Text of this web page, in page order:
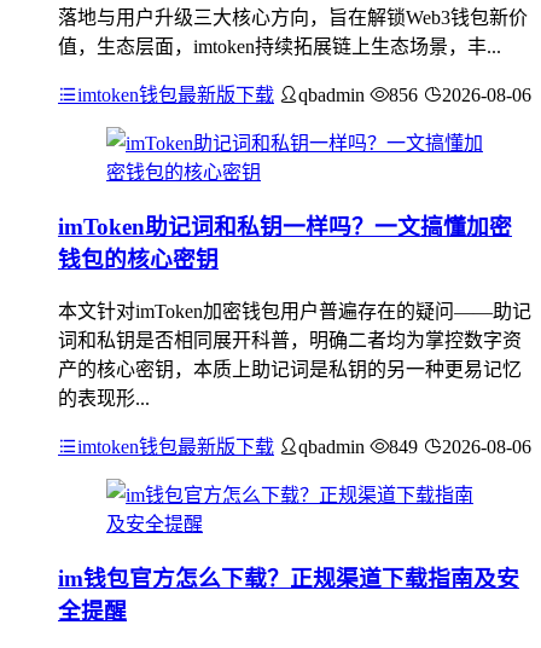
落地与用户升级三大核心方向，旨在解锁Web3钱包新价
值，生态层面，imtoken持续拓展链上生态场景，丰...
imtoken钱包最新版下载 qbadmin 856 2026-08-06
imToken助记词和私钥一样吗？一文搞懂加密
钱包的核心密钥
本文针对imToken加密钱包用户普遍存在的疑问——助记
词和私钥是否相同展开科普，明确二者均为掌控数字资
产的核心密钥，本质上助记词是私钥的另一种更易记忆
的表现形...
imtoken钱包最新版下载 qbadmin 849 2026-08-06
im钱包官方怎么下载？正规渠道下载指南及安
全提醒